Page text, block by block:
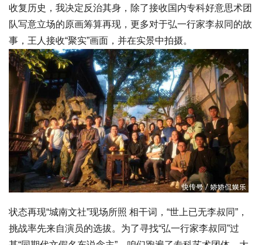
收复历史，我决定反治其身，除了接收国内专科好意思术团
队写意立场的原画筹算再现，更多对于弘一行家李叔同的故
事，王人接收“聚实”画面，并在实景中拍摄。
状态再现“城南文社”现场所照 相干词，“世上已无李叔同”，
挑战率先来自演员的选拔。为了寻找“弘一行家李叔同”过